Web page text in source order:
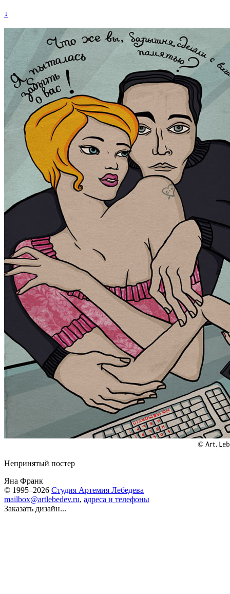
↓
Непринятый постер
Яна Франк
© 1995–2026 Студия Артемия Лебедева
mailbox@artlebedev.ru, адреса и телефоны
Заказать дизайн...